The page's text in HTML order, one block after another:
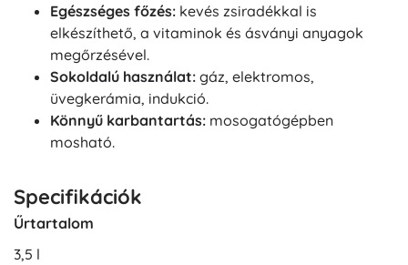
Egészséges főzés: kevés zsiradékkal is
elkészíthető, a vitaminok és ásványi anyagok
megőrzésével.
Sokoldalú használat: gáz, elektromos,
üvegkerámia, indukció.
Könnyű karbantartás: mosogatógépben
mosható.
Specifikációk
Űrtartalom
3,5 l